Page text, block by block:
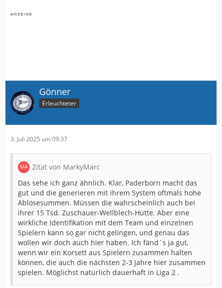
Gönner
Erleuchteter
3. Juli 2025 um 09:37
Zitat von MarkyMarc
Das sehe ich ganz ähnlich. Klar, Paderborn macht das
gut und die generieren mit ihrem System oftmals hohe
Ablösesummen. Müssen die wahrscheinlich auch bei
ihrer 15 Tsd. Zuschauer-Wellblech-Hütte. Aber eine
wirkliche Identifikation mit dem Team und einzelnen
Spielern kann so gar nicht gelingen, und genau das
wollen wir doch auch hier haben. Ich fänd`s ja gut,
wenn wir ein Korsett aus Spielern zusammen halten
können, die auch die nächsten 2-3 Jahre hier zusammen
spielen. Möglichst natürlich dauerhaft in Liga 2 .